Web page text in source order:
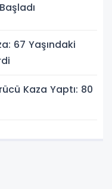
67 Yaşındaki
Kaza Yaptı: 80